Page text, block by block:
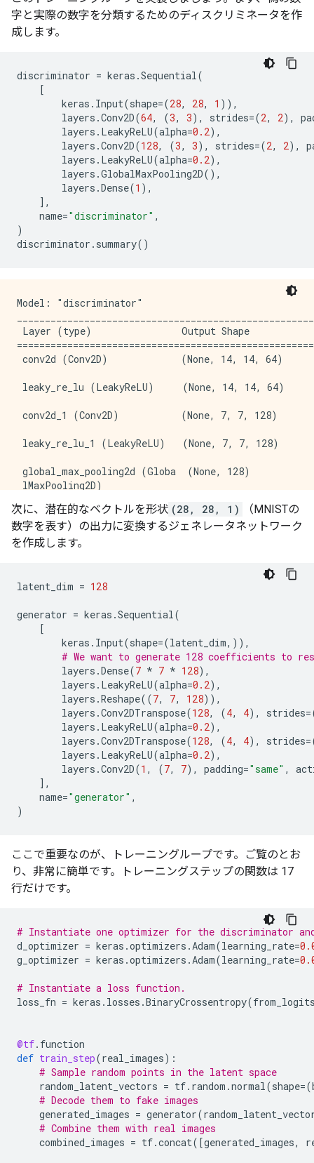
字と実際の数字を分類するためのディスクリミネータを作
成します。
discriminator = keras .Sequential(
[
keras . Input(shape=(28, 28, 1 )),
layers .Conv2D(64, (3, 3), strides=(2, 2),
layers . LeakyReLU(alpha=0.2),
layers .Conv2D(128, (3, 3), strides=(2, 2),
layers . LeakyReLU(alpha=0.2),
layers .GlobalMaxPooling2D(),
layers .Dense(1 ),
],
name="discriminator" ,
)
discriminator . summary()
Model: "discriminator"
Layer (type)                Output Shape
conv2d (Conv2D)             (None, 14, 14,
leaky_re_lu (LeakyReLU)     (None, 14,
conv2d_1 (Conv2D)           (None, 7, 7, 128)
leaky_re_lu_1 (LeakyReLU)   (None, 7, 7,
global_max_pooling2d (Globa  (None,
dense_4 (Dense)             (None, 1)
Non-trainable params: 0
次に、潜在的なベクトルを形状 (28, 28, 1)
（MNISTの
数字を表す）の出力に変換するジェネレータネットワーク
を作成します。
latent_dim = 128
generator = keras .Sequential(
[
keras . Input(shape=(latent_dim,)),
# We want to generate 128 coefficients to
layers .Dense(7 * 7 * 128),
layers . LeakyReLU(alpha=0.2),
layers .Reshape((7, 7, 128)),
layers .Conv2DTranspose(128, (4, 4), strides=
layers . LeakyReLU(alpha=0.2),
layers .Conv2DTranspose(128, (4, 4), strides=
layers . LeakyReLU(alpha=0.2),
layers .Conv2D(1 , (7, 7), padding="same" ,
],
name="generator" ,
)
ここで重要なのが、トレーニングループです。ご覧のとお
り、非常に簡単です。トレーニングステップの関数は 17
行だけです。
# Instantiate one optimizer for the discriminator
d_optimizer = keras .optimizers .Adam(learning_rate=
g_optimizer = keras .optimizers .Adam(learning_rate=
# Instantiate a loss function.
loss_fn = keras . losses .BinaryCrossentropy(
@tf. function
def train_step(real_images):
# Sample random points in the latent space
random_latent_vectors = tf. random .normal(shape=(
# Decode them to fake images
generated_images = generator(
# Combine them with real images
combined_images = tf.concat([generated_images,